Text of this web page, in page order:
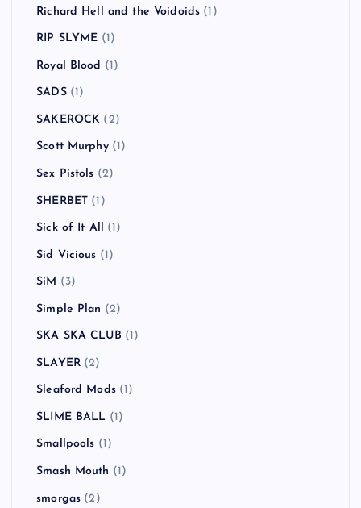
Richard Hell and the Voidoids (1)
RIP SLYME (1)
Royal Blood (1)
SADS(1)
SAKEROCK (2)
Scott Murphy(1)
Sex Pistols (2)
SHERBET (1)
Sick of It All (1)
Sid Vicious (1)
SiM (3)
Simple Plan (2)
SKA SKA CLUB (1)
SLAYER(2)
Sleaford Mods(1)
SLIME BALL (1)
Smallpools (1)
Smash Mouth (1)
smorgas (2)